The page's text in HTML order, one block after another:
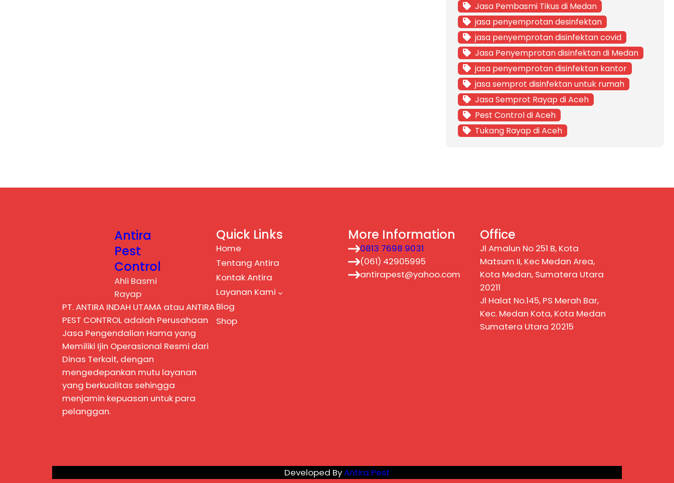
Jasa Pembasmi Tikus di Medan
jasa penyemprotan desinfektan
jasa penyemprotan disinfektan covid
Jasa Penyemprotan disinfektan di Medan
jasa penyemprotan disinfektan kantor
jasa semprot disinfektan untuk rumah
Jasa Semprot Rayap di Aceh
Pest Control di Aceh
Tukang Rayap di Aceh
Antira
Pest
Control
Ahli Basmi
Rayap
PT. ANTIRA INDAH UTAMA atau ANTIRA
PEST CONTROL adalah Perusahaan
Jasa Pengendalian Hama yang
Memiliki Ijin Operasional Resmi dari
Dinas Terkait, dengan
mengedepankan mutu layanan
yang berkualitas sehingga
menjamin kepuasan untuk para
pelanggan.
Quick Links
Home
Tentang Antira
Kontak Antira
Layanan Kami
Blog
Shop
More Information
0813 7698 9031
(061) 42905995
antirapest@yahoo.com
Office
Jl Amalun No 251 B, Kota
Matsum II, Kec Medan Area,
Kota Medan, Sumatera Utara
20211
Jl Halat No.145, PS Merah Bar,
Kec. Medan Kota, Kota Medan
Sumatera Utara 20215
Developed ByAntira Pest